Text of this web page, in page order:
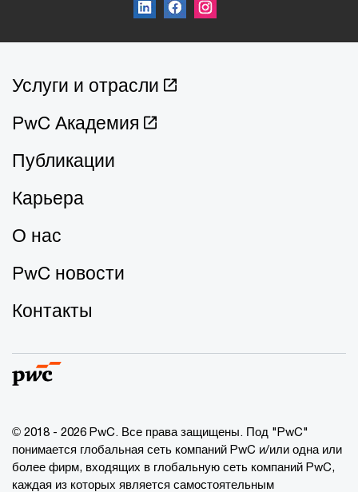
Услуги и отрасли
PwC Академия
Публикации
Карьера
О нас
PwC новости
Контакты
© 2018 - 2026 PwC. Все права защищены. Под "PwC"
понимается глобальная сеть компаний PwC и/или одна или
более фирм, входящих в глобальную сеть компаний PwC,
каждая из которых является самостоятельным